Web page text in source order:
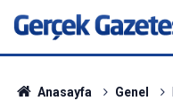
Anasayfa Genel